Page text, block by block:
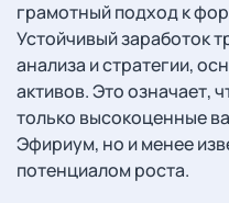
грамотный подход к
Устойчивый заработок
анализа и стратегии,
активов. Это означает,
только высокоценные
Эфириум, но и менее
потенциалом роста.